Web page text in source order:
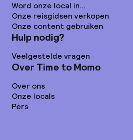
Word onze local in...
Onze reisgidsen verkopen
Onze content gebruiken
Hulp nodig?
Veelgestelde vragen
Over Time to Momo
Over ons
Onze locals
Pers